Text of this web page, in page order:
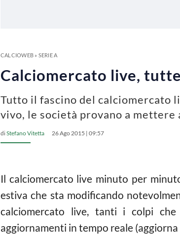
CALCIOWEB» SERIE A
Calciomercato live,
Tutto il fascino del calciomercato
vivo, le società provano a
diStefano Vitetta 26 Ago 2015 | 09:57
Il calciomercato live minuto per
estiva che sta modificando
calciomercato live, tanti i colpi
aggiornamenti in tempo reale